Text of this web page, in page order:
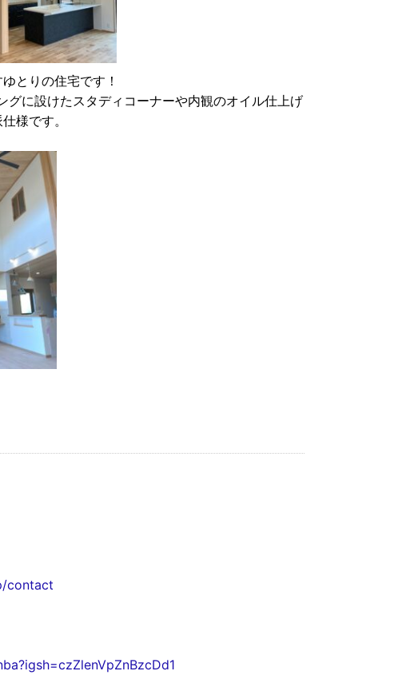
とりの住宅です！
グに設けたスタディコーナーや内観のオイル仕上げ
様です。
contact